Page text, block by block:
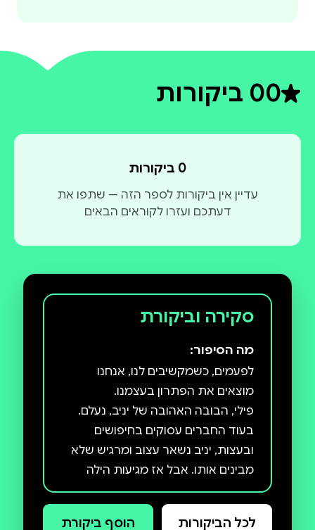
0דירוג ממוצע 0 מתוך 5
0 ביקורות
0 ביקורות
עדיין אין ביקורות לספר הזה — שתפו את
דעתכם ועזרו לקוראים הבאים
סקירה וביקורת
מה הסיפור:
לפעמים, כשמקשיבים לנו, אנחנו
פילי, הבובה האהובה של יניב, נעלם.
בעוד החברים עסוקים בחיפושים
ובעצות, יניב נשאר עצוב ומרגיש שלא
מבינים אותו. אבל אז מגיעות הילה
האם אבן כחולה קטנה תצליח לעשות
לכל הביקורות הוסף ביקורת